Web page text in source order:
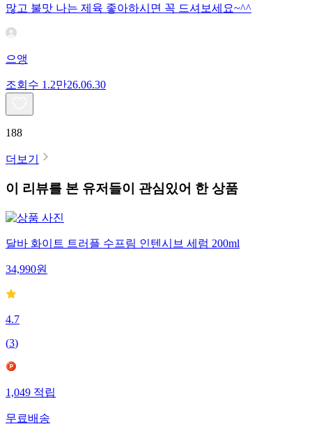
많고 불맛 나는 제육 좋아하시면 꼭 드셔보세요~^^
으앵
조회수 1.2만26.06.30
188
더보기
이 리뷰를 본 유저들이 관심있어 한 상품
달바 화이트 트러플 수프림 인텐시브 세럼 200ml
34,990원
4.7
(3)
1,049 적립
무료배송